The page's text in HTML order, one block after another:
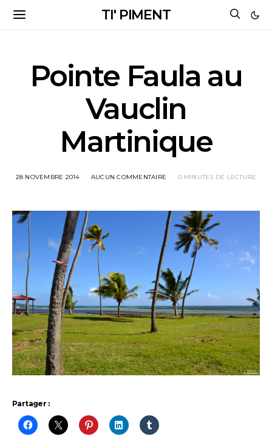
TI' PIMENT
Pointe Faula au
Vauclin
Martinique
28 NOVEMBRE 2014 AUCUN COMMENTAIRE 0 MINUTES DE LECTURE
Partager :